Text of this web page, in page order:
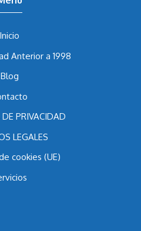
Inicio
Anterior a 1998
Blog
DE PRIVACIDAD
LEGALES
cookies (UE)